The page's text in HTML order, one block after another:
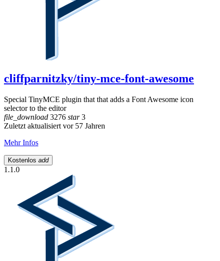
cliffparnitzky/tiny-mce-font-awesome
Special TinyMCE plugin that that adds a Font Awesome icon
selector to the editor
file_download 3276 star3
Zuletzt aktualisiert vor 57 Jahren
Mehr Infos
Kostenlos add
1.1.0